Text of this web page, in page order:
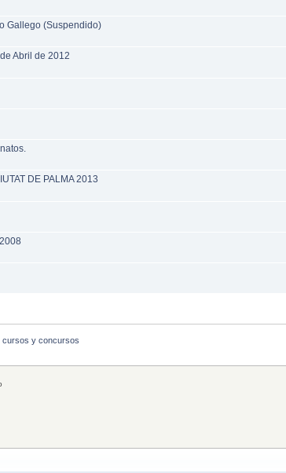
Gallego (Suspendido)
Abril de 2012
DE PALMA 2013
cursos y concursos